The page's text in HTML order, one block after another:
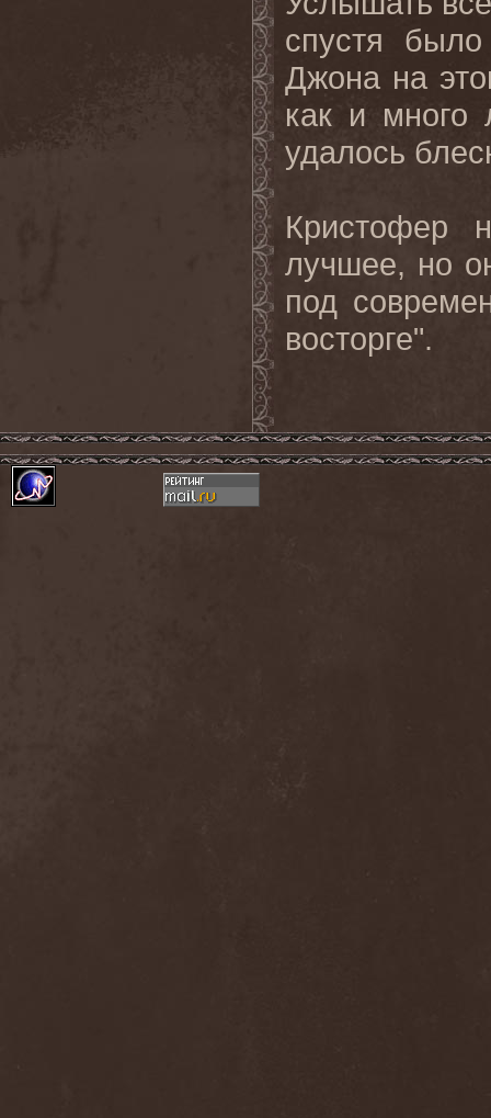
спустя
Джона на
как и много
удалось
Кристофер
лучшее, но
под
восторге".